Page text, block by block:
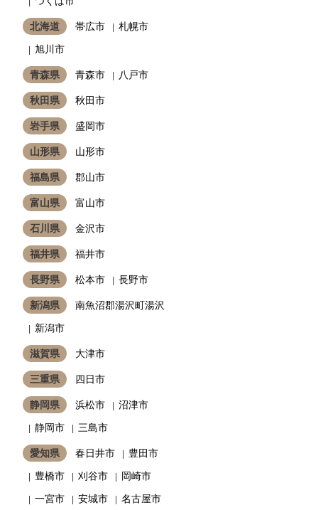
北海道 帯広市
札幌市
旭川市
青森県 青森市 八戸市
秋田県 秋田市
岩手県 盛岡市
山形県 山形市
福島県 郡山市
富山県 富山市
石川県 金沢市
福井県 福井市
長野県 松本市 長野市
新潟県
南魚沼郡湯沢町湯沢
新潟市
滋賀県 大津市
三重県 四日市
静岡県 浜松市
沼津市
静岡市
三島市
愛知県 春日井市
豊田市
豊橋市
刈谷市
岡崎市
一宮市
安城市 名古屋市